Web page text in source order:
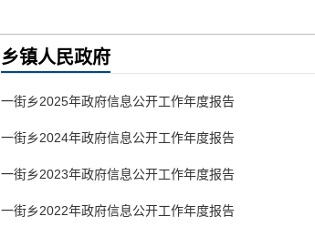
乡镇人民政府
一街乡2025年政府信息公开工作年度报告
一街乡2024年政府信息公开工作年度报告
一街乡2023年政府信息公开工作年度报告
一街乡2022年政府信息公开工作年度报告